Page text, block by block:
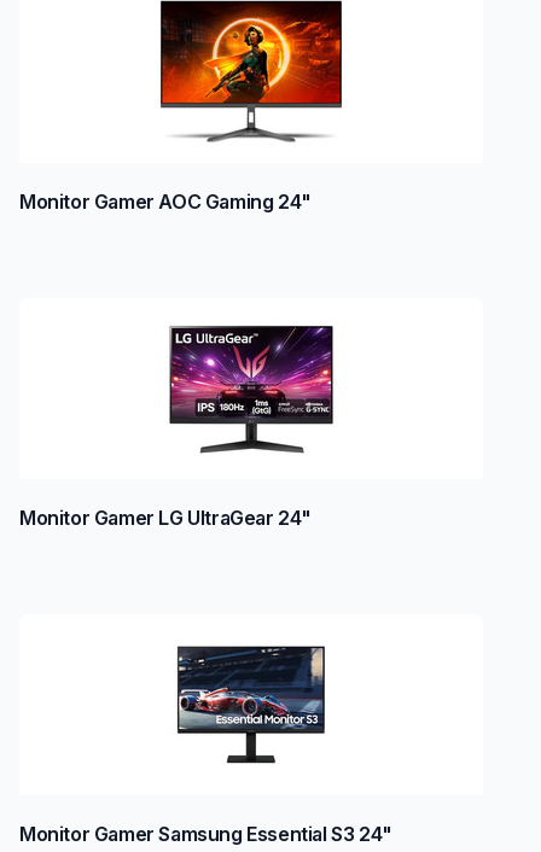
Monitor Gamer AOC Gaming 24"
Monitor Gamer LG UltraGear 24"
Monitor Gamer Samsung Essential S3 24"